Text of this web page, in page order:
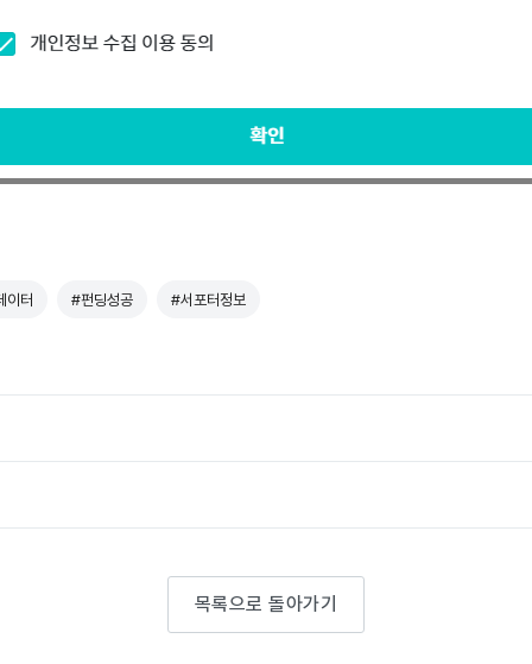
이터 #펀딩성공 #서포터정보
목록으로 돌아가기